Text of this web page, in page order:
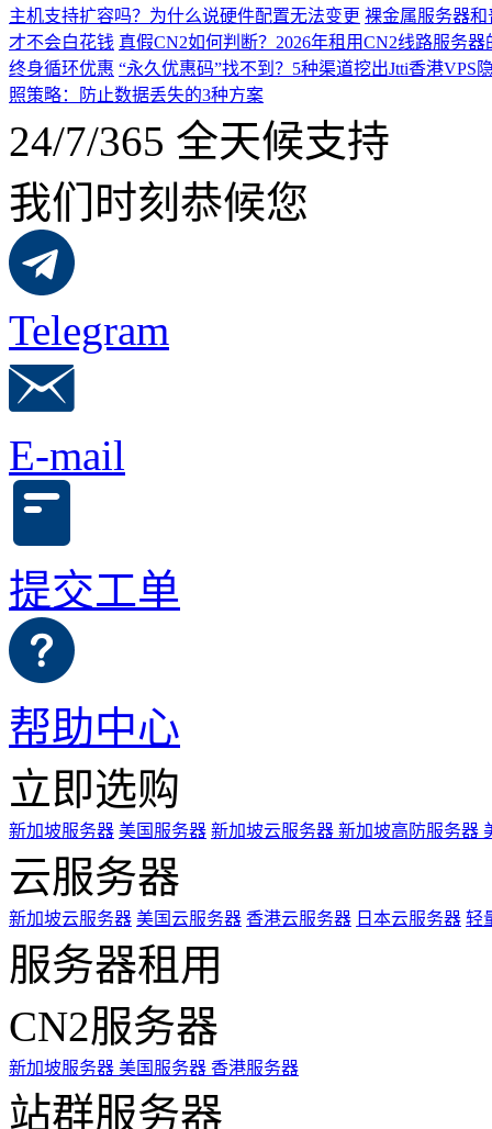
主机支持扩容吗？为什么说硬件配置无法变更 裸金属服务器
才不会白花钱 真假CN2如何判断？2026年租用CN2线路服务器
终身循环优惠 “永久优惠码”找不到？5种渠道挖出Jtti香港VPS
照策略：防止数据丢失的3种方案
24/7/365 全天候支持
我们时刻恭候您
Telegram
E-mail
提交工单
帮助中心
立即选购
新加坡服务器 美国服务器 新加坡云服务器 新加坡高防服务器
云服务器
新加坡云服务器 美国云服务器 香港云服务器 日本云服务器 轻
服务器租用
CN2服务器
新加坡服务器 美国服务器 香港服务器
站群服务器